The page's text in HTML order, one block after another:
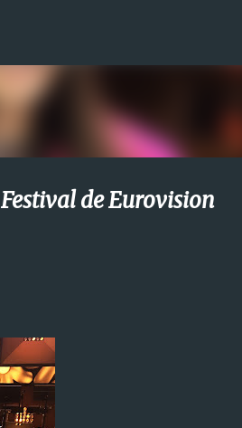
Festival de Eurovision